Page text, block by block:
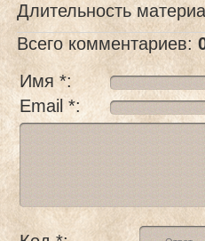
Длительность
Всего комментариев:
Имя *:
Email *: